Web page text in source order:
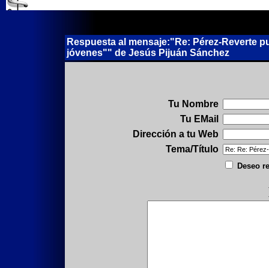
Respuesta al mensaje:"Re: Pérez-Reverte
jóvenes"" de Jesús Pijuán Sánchez
Tu Nombre
Tu EMail
Dirección a tu Web
Tema/Título
Deseo